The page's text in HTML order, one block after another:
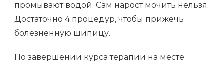
промывают водой. Сам нарост мочить нельзя.
Достаточно 4 процедур, чтобы прижечь
болезненную шипицу.
По завершении курса терапии на месте